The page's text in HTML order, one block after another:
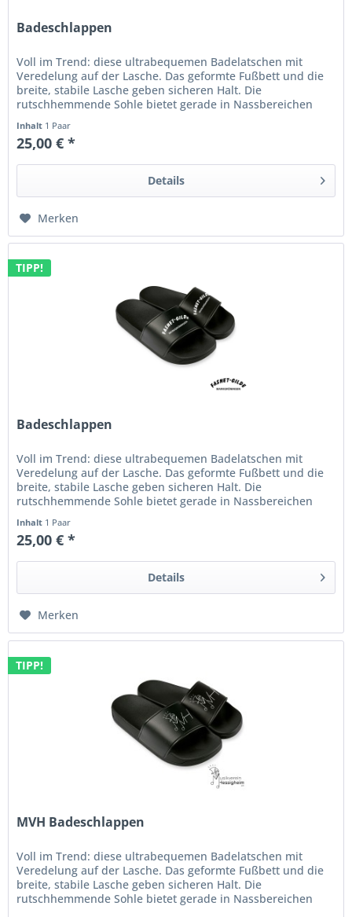
Badeschlappen
Voll im Trend: diese ultrabequemen Badelatschen mit
Veredelung auf der Lasche. Das geformte Fußbett und die
breite, stabile Lasche geben sicheren Halt. Die
rutschhemmende Sohle bietet gerade in Nassbereichen
Inhalt 1 Paar
25,00 € *
Details
Merken
TIPP!
Badeschlappen
Voll im Trend: diese ultrabequemen Badelatschen mit
Veredelung auf der Lasche. Das geformte Fußbett und die
breite, stabile Lasche geben sicheren Halt. Die
rutschhemmende Sohle bietet gerade in Nassbereichen
Inhalt 1 Paar
25,00 € *
Details
Merken
TIPP!
MVH Badeschlappen
Voll im Trend: diese ultrabequemen Badelatschen mit
Veredelung auf der Lasche. Das geformte Fußbett und die
breite, stabile Lasche geben sicheren Halt. Die
rutschhemmende Sohle bietet gerade in Nassbereichen